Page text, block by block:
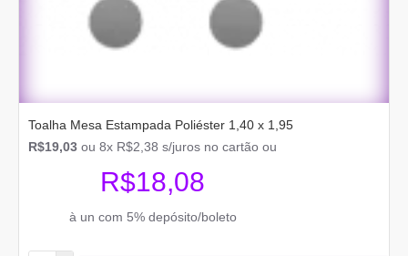
Toalha Mesa Estampada Poliéster 1,40 x 1,95
R$19,03 ou 8x R$2,38 s/juros no cartão ou
R$18,08
à un com 5% depósito/boleto